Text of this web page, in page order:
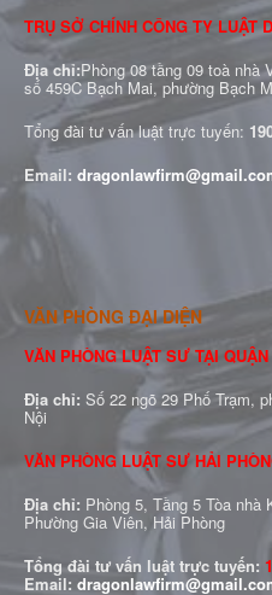
TRỤ SỞ CHÍNH CÔNG TY LUẬT
Địa chỉ:Phòng 08 tầng 09 toà nhà
số 459C Bạch Mai, phường Bạch
Tổng đài tư vấn luật trực tuyến:
Email:
VĂN PHÒNG ĐẠI DIỆN
VĂN PHÒNG LUẬT SƯ TẠI
Địa chỉ: Số 22 ngõ 29 Phố Trạm,
Nội
VĂN PHÒNG LUẬT SƯ HẢI
Địa chỉ: Phòng 5, Tầng 5 Tòa nhà
Phường Gia Viên, Hải Phòng
Tổng đài tư vấn luật trực tuyến:
Email: